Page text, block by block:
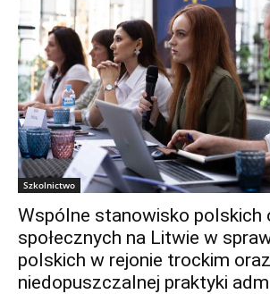
Szkolnictwo
Wspólne stanowisko polskich
społecznych na Litwie w
polskich w rejonie trockim oraz
niedopuszczalnej praktyki